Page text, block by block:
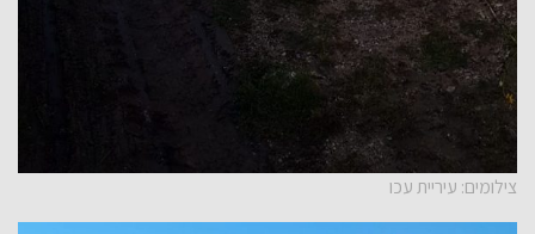
צילומים: עיריית עכו